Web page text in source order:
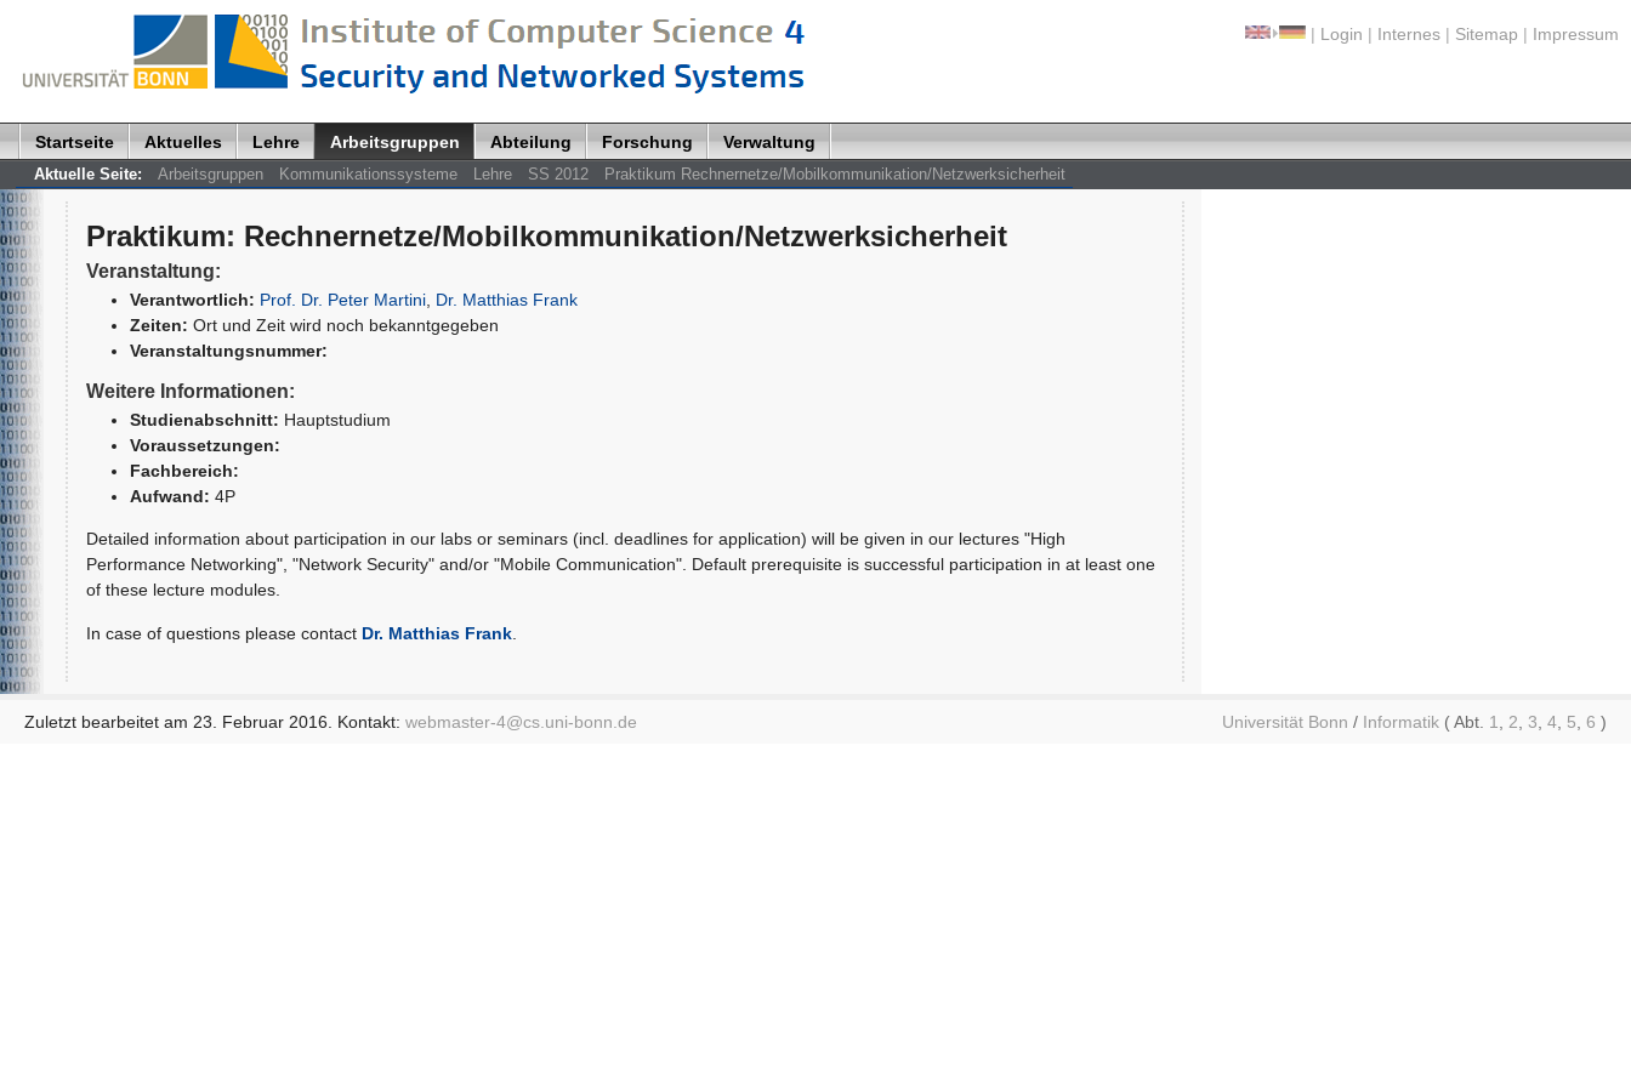
| Login | Internes | Sitemap | Impressum
Startseite Aktuelles Lehre Arbeitsgruppen Abteilung Forschung Verwaltung
Aktuelle Seite: Arbeitsgruppen Kommunikationssysteme Lehre SS 2012 Praktikum Rechnernetze/Mobilkommunikation/Netzwerksicherheit
Praktikum: Rechnernetze/Mobilkommunikation/Netzwerksicherheit
Veranstaltung:
Verantwortlich: Prof. Dr. Peter Martini, Dr. Matthias Frank
Zeiten: Ort und Zeit wird noch bekanntgegeben
Veranstaltungsnummer:
Weitere Informationen:
Studienabschnitt: Hauptstudium
Voraussetzungen:
Fachbereich:
Aufwand: 4P
Detailed information about participation in our labs or seminars (incl. deadlines for application) will be given in our lectures "High
Performance Networking", "Network Security" and/or "Mobile Communication". Default prerequisite is successful participation in at least one
of these lecture modules.
In case of questions please contact Dr. Matthias Frank.
Zuletzt bearbeitet am 23. Februar 2016. Kontakt: webmaster-4@cs.uni-bonn.de Universität Bonn / Informatik ( Abt. 1 2 3 4 5 6 )